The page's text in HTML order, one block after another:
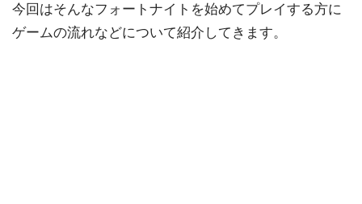
今回はそんなフォートナイトを始めてプレイする方に
ゲームの流れなどについて紹介してきます。